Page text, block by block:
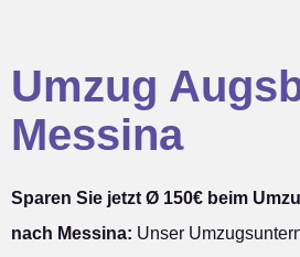
Umzug
Messina
Sparen Sie jetzt Ø 150€ beim
nach Messina: Unser